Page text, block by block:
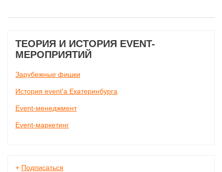
ТЕОРИЯ И ИСТОРИЯ EVENT-
МЕРОПРИЯТИЙ
Зарубежные фишки
История event'а Екатеринбурга
Event-менеджмент
Event-маркетинг
+ Подписаться